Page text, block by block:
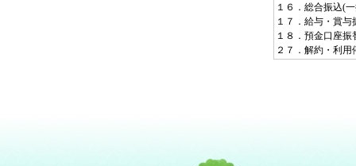
１６． 総合振込(
１７． 給与・賞与
１８． 預金口座振
２７． 解約・利用